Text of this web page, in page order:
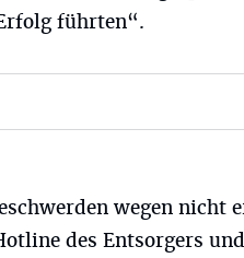
führten“.
wegen nicht
des Entsorgers